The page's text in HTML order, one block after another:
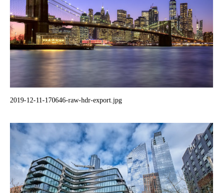
2019-12-11-170646-raw-hdr-export.jpg